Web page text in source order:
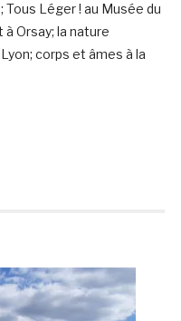
Léger ! au Musée du
à Orsay; la nature
corps et âmes à la